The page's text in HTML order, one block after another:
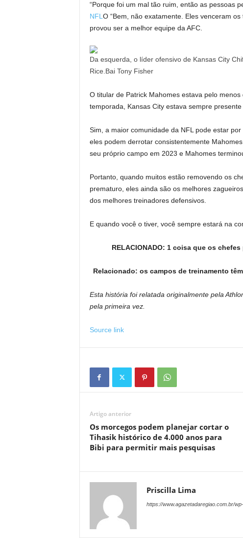
“Porque foi um mal tão ruim, então as pessoas
NFL O “Bem, não exatamente. Eles venceram
provou ser a melhor equipe da AFC.
Da esquerda, o líder ofensivo de Kansas City
Rice.Bai Tony Fisher
O titular de Patrick Mahomes estava pelo
temporada, Kansas City estava sempre
Sim, a maior comunidade da NFL pode estar
eles podem derrotar consistentemente
seu próprio campo em 2023 e Mahomes
Portanto, quando muitos estão removendo os
prematuro, eles ainda são os melhores
dos melhores treinadores defensivos.
E quando você o tiver, você sempre estará na
RELACIONADO: 1 coisa que os
Relacionado: os campos de treinamento
Esta história foi relatada originalmente pela
pela primeira vez.
Source link
Artigo anterior
Os morcegos podem planejar cortar o
Tihasik histórico de 4.000 anos para
Bibi para permitir mais pesquisas
Priscilla Lima
https://www.agazetadaregiao.com.br/